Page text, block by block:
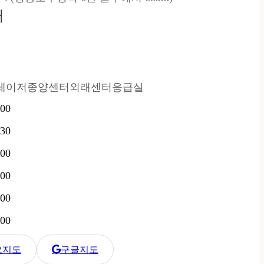
이저종양센터 외래센터 응급실
도
원 카카오 지도구글지도
한강수병원 구글 지도